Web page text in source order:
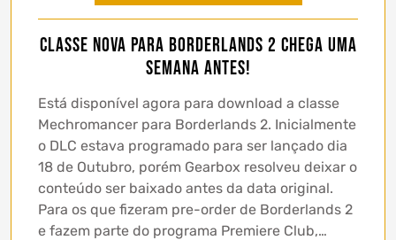
Classe Nova para Borderlands 2 Chega Uma
Semana Antes!
Está disponível agora para download a classe
Mechromancer para Borderlands 2. Inicialmente
o DLC estava programado para ser lançado dia
18 de Outubro, porém Gearbox resolveu deixar o
conteúdo ser baixado antes da data original.
Para os que fizeram pre-order de Borderlands 2
e fazem parte do programa Premiere Club,…